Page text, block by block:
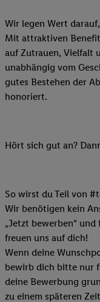
Wir legen Wert
Mit attraktiven
auf Zutrauen, Vielfalt
unabhängig vom
gutes Bestehen der
honoriert.
Hört sich gut an?
So wirst du Teil von
Wir benötigen kein
„Jetzt bewerben“
freuen uns auf dich!
Wenn deine
bewirb dich bitte nur
deine Bewerbung
zu einem späteren